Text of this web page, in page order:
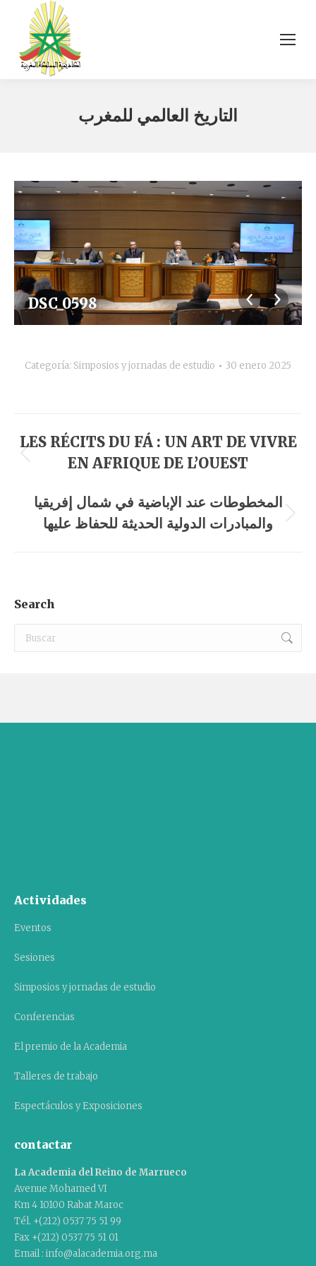
التاريخ العالمي للمغرب
DSC_0598
Categoría: Simposios y jornadas de estudio 30 enero 2025
Navegación
entre
álbumes
Álbum
LES RÉCITS DU FÁ : UN ART DE VIVRE
EN AFRIQUE DE L’OUEST
Álbum
المخطوطات عند الإباضية في شمال إفريقيا
والمبادرات الدولية الحديثة للحفاظ عليها
Search
Buscar:
Actividades
Eventos
Sesiones
Simposios y jornadas de estudio
Conferencias
El premio de la Academia
Talleres de trabajo
Espectáculos y Exposiciones
contactar
La Academia del Reino de Marrueco
Avenue Mohamed VI
Km 4 10100 Rabat Maroc
Tél. +(212) 0537 75 51 99
Fax +(212) 0537 75 51 01
Email : info@alacademia.org.ma